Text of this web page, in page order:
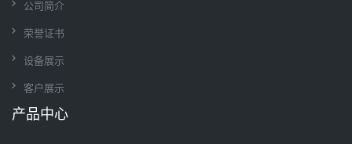
公司简介
荣誉证书
设备展示
客户展示
产品中心